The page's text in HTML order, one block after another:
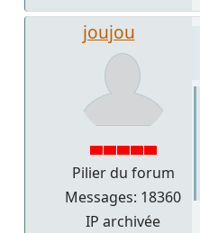
joujou
Pilier du forum
Messages: 18360
IP archivée